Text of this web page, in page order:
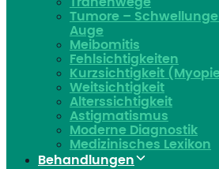
Tränenwege
Tumore –
Auge
Meibomitis
Fehlsichtigkeiten
Kurzsichtigkeit
Weitsichtigkeit
Alterssichtigkeit
Astigmatismus
Moderne Diagnostik
Medizinisches Lexikon
Behandlungen